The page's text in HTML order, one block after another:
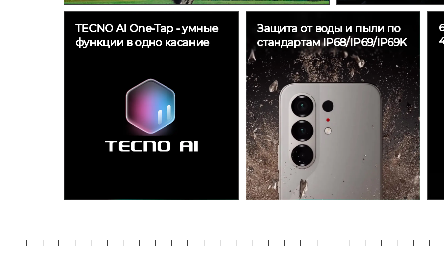
TECNO AI One-Tap - умные
функции в одно касание
Защита от воды и пыли по
стандартам IP68/IP69/IP69K